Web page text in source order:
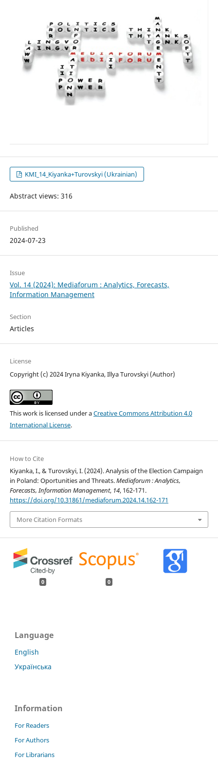
KMI_14_Kiyanka+Turovskyi (Ukrainian)
Abstract views: 316
Published
2024-07-23
Issue
Vol. 14 (2024): Mediaforum : Analytics, Forecasts,
Information Management
Section
Articles
License
Copyright (c) 2024 Irуna Kiyanka, Illya Turovskyi (Author)
This work is licensed under aCreative Commons Attribution 4.0
International License.
How to Cite
Kiyanka, I., & Turovskyi, I. (2024). Analysis of the Election Campaign
in Poland: Oportunities and Threats.Mediaforum : Analytics,
Forecasts, Information Management, 14, 162-171.
https://doi.org/10.31861/mediaforum.2024.14.162-171
More Citation Formats
0 0
Language
English
Українська
Information
For Readers
For Authors
For Librarians